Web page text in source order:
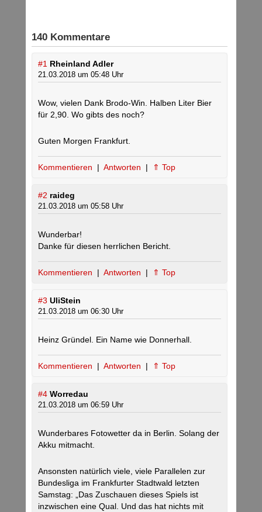
140 Kommentare
#1 Rheinland Adler
21.03.2018 um 05:48 Uhr
Wow, vielen Dank Brodo-Win. Halben Liter Bier
für 2,90. Wo gibts des noch?
Guten Morgen Frankfurt.
Kommentieren | Antworten | ⇑ Top
#2 raideg
21.03.2018 um 05:58 Uhr
Wunderbar!
Danke für diesen herrlichen Bericht.
Kommentieren | Antworten | ⇑ Top
#3 UliStein
21.03.2018 um 06:30 Uhr
Heinz Gründel. Ein Name wie Donnerhall.
Kommentieren | Antworten | ⇑ Top
#4 Worredau
21.03.2018 um 06:59 Uhr
Wunderbares Fotowetter da in Berlin. Solang der
Akku mitmacht.
Ansonsten natürlich viele, viele Parallelen zur
Bundesliga im Frankfurter Stadtwald letzten
Samstag: „Das Zuschauen dieses Spiels ist
inzwischen eine Qual. Und das hat nichts mit